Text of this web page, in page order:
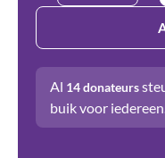
Al 14donateurs
buik voor